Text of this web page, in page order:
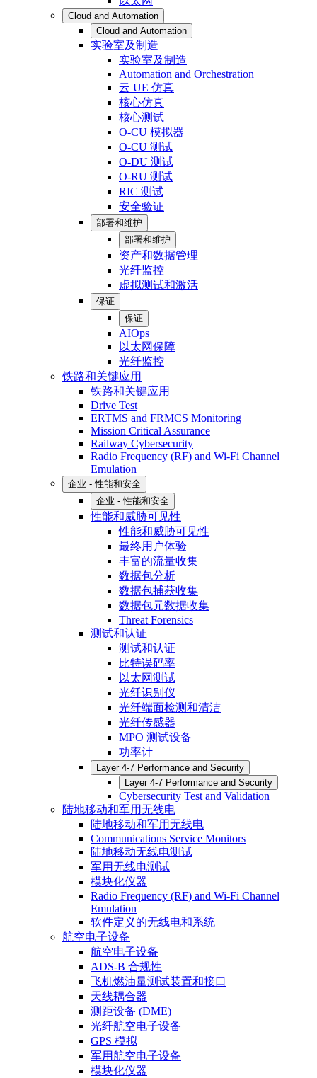
Cloud and Automation
Cloud and Automation
实验室及制造
实验室及制造
Automation and Orchestration
云 UE 仿真
核心仿真
核心测试
O-CU 模拟器
O-CU 测试
O-DU 测试
O-RU 测试
RIC 测试
安全验证
部署和维护
部署和维护
资产和数据管理
光纤监控
虚拟测试和激活
保证
保证
AIOps
以太网保障
光纤监控
铁路和关键应用
铁路和关键应用
Drive Test
ERTMS and FRMCS Monitoring
Mission Critical Assurance
Railway Cybersecurity
Radio Frequency (RF) and Wi-Fi Channel
Emulation
企业 - 性能和安全
企业 - 性能和安全
性能和威胁可见性
性能和威胁可见性
最终用户体验
丰富的流量收集
数据包分析
数据包捕获收集
数据包元数据收集
Threat Forensics
测试和认证
测试和认证
比特误码率
以太网测试
光纤识别仪
光纤端面检测和清洁
光纤传感器
MPO 测试设备
功率计
Layer 4-7 Performance and Security
Layer 4-7 Performance and Security
Cybersecurity Test and Validation
陆地移动和军用无线电
陆地移动和军用无线电
Communications Service Monitors
陆地移动无线电测试
军用无线电测试
模块化仪器
Radio Frequency (RF) and Wi-Fi Channel
Emulation
软件定义的无线电和系统
航空电子设备
航空电子设备
ADS-B 合规性
飞机燃油量测试装置和接口
天线耦合器
测距设备 (DME)
光纤航空电子设备
GPS 模拟
军用航空电子设备
模块化仪器